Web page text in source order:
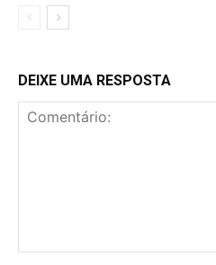
DEIXE UMA RESPOSTA